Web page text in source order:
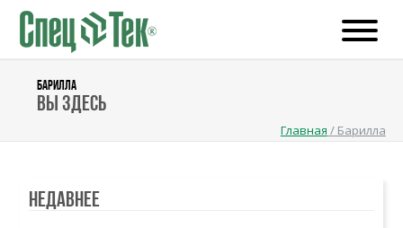
БАРИЛЛА
Вы здесь
Главная / Барилла
Недавнее